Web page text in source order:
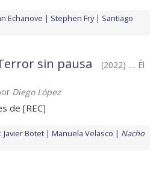
Echanove Stephen Fry
Santiago
sin pausa
(2022) .... Él
Diego López
de [REC]
: Javier Botet Manuela Velasco
Nacho